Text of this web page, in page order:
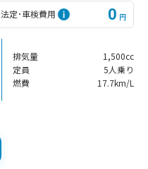
法定･車検費用 0 円
排気量
1,500cc
定員
5人乗り
燃費
17.7km/L